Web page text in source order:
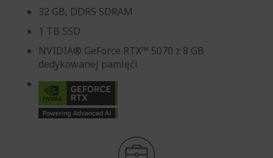
32 GB, DDR5 SDRAM
1 TB SSD
NVIDIA® GeForce RTX™ 5070 z 8 GB
dedykowanej pamięći